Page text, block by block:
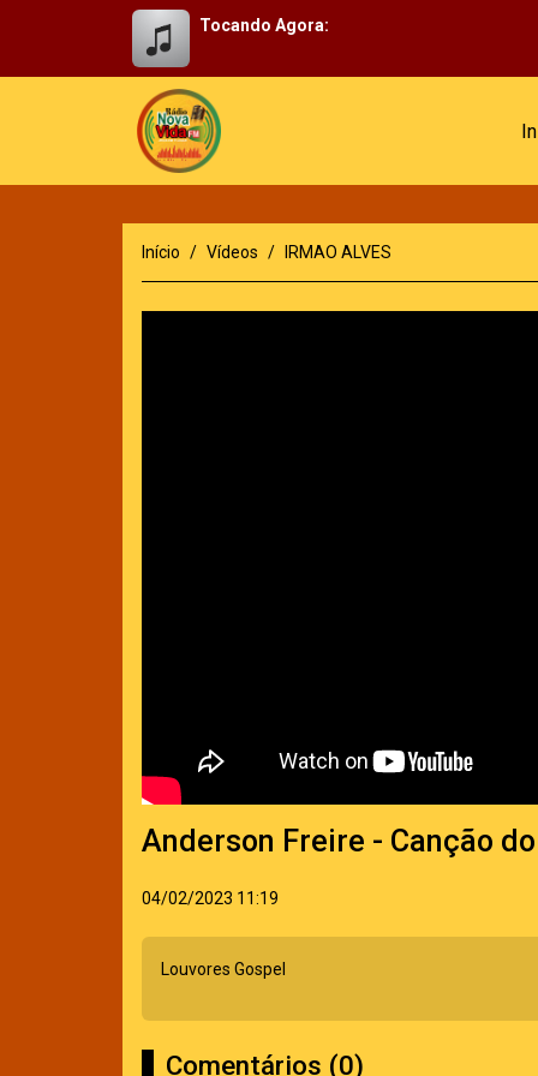
Tocando Agora:
Início Vídeos IRMAO ALVES
Anderson Freire - Canção
04/02/2023 11:19
Louvores Gospel
Comentários (0)